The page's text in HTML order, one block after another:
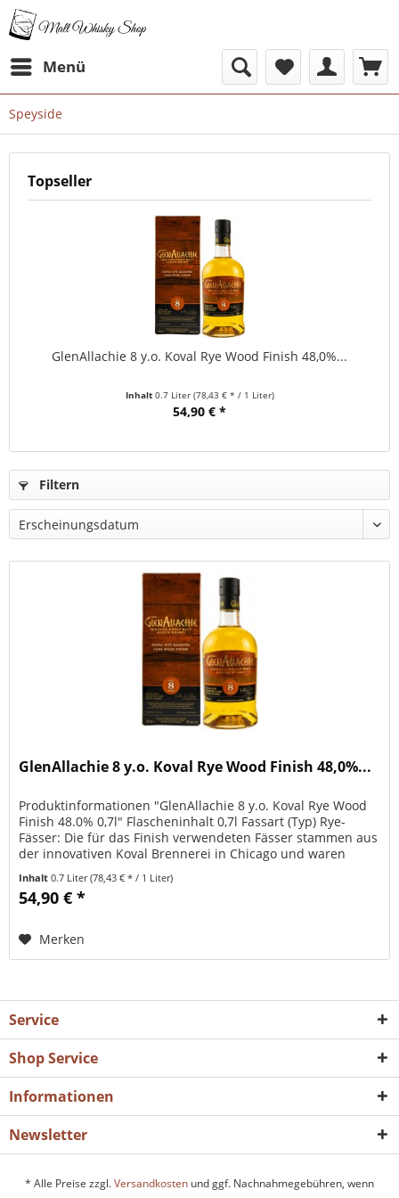
Menü
Speyside
Topseller
GlenAllachie 8 y.o. Koval Rye Wood Finish 48,0%...
Inhalt 0.7 Liter (78,43 € * / 1 Liter)
54,90 € *
Filtern
GlenAllachie 8 y.o. Koval Rye Wood Finish 48,0%...
Produktinformationen "GlenAllachie 8 y.o. Koval Rye Wood
Finish 48.0% 0,7l" Flascheninhalt 0,7l Fassart (Typ) Rye-
Fässer: Die für das Finish verwendeten Fässer stammen aus
der innovativen Koval Brennerei in Chicago und waren
Inhalt0.7 Liter(78,43 € * / 1 Liter)
54,90 € *
Merken
Service
Shop Service
Informationen
Newsletter
* Alle Preise zzgl.Versandkosten und ggf. Nachnahmegebühren, wenn